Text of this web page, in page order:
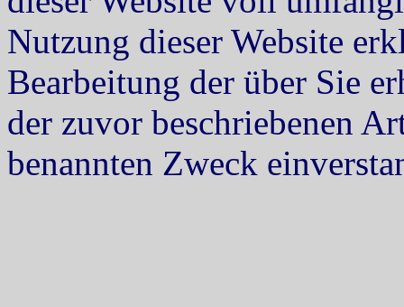
Nutzung dieser Website
Bearbeitung der über Sie
der zuvor beschriebenen
benannten Zweck